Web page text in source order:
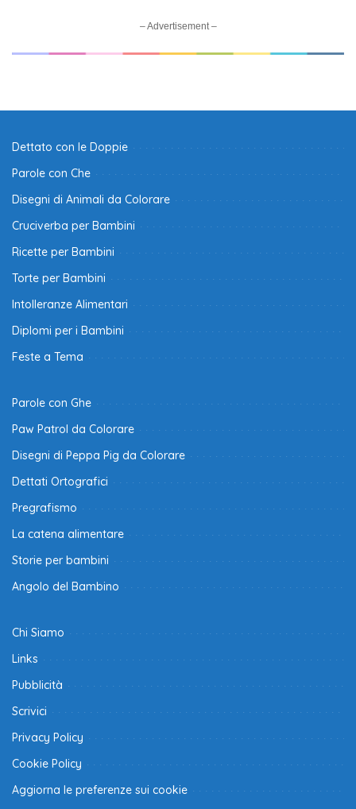
– Advertisement –
Dettato con le Doppie
Parole con Che
Disegni di Animali da Colorare
Cruciverba per Bambini
Ricette per Bambini
Torte per Bambini
Intolleranze Alimentari
Diplomi per i Bambini
Feste a Tema
Parole con Ghe
Paw Patrol da Colorare
Disegni di Peppa Pig da Colorare
Dettati Ortografici
Pregrafismo
La catena alimentare
Storie per bambini
Angolo del Bambino
Chi Siamo
Links
Pubblicità
Scrivici
Privacy Policy
Cookie Policy
Aggiorna le preferenze sui cookie